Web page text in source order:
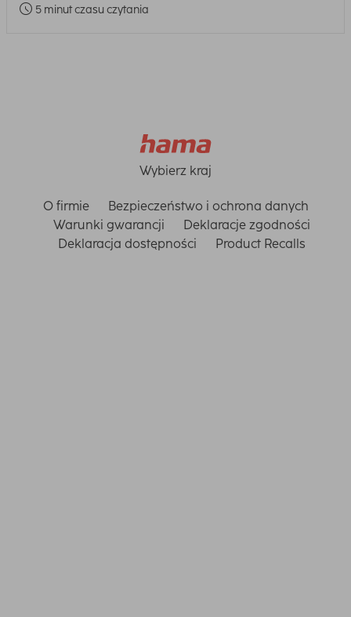
5 minut czasu czytania
Wybierz kraj
O firmie
Bezpieczeństwo i ochrona danych
Warunki gwarancji
Deklaracje zgodności
Deklaracja dostępności
Product Recalls